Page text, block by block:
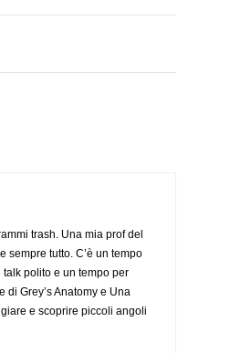
trash. Una mia prof del
sempre tutto. C’è un tempo
polito e un tempo per
Grey’s Anatomy e Una
e scoprire piccoli angoli